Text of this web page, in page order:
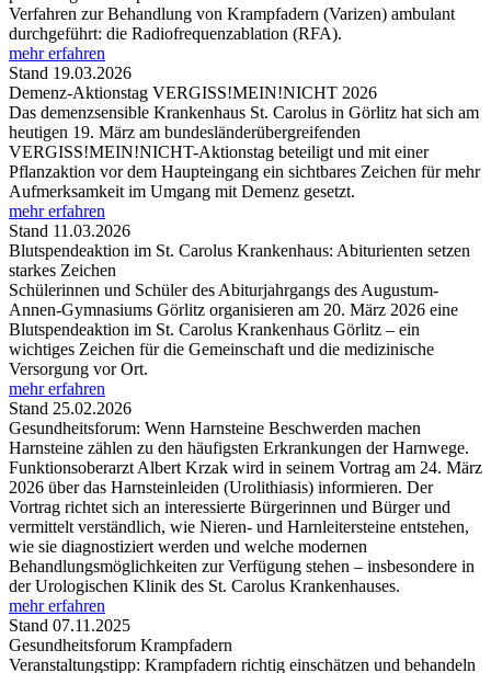
Verfahren zur Behandlung von Krampfadern (Varizen) ambulant
durchgeführt: die Radiofrequenzablation (RFA).
mehr erfahren
Stand 19.03.2026
Demenz-Aktionstag VERGISS!MEIN!NICHT 2026
Das demenzsensible Krankenhaus St. Carolus in Görlitz hat sich am
heutigen 19. März am bundesländerübergreifenden
VERGISS!MEIN!NICHT-Aktionstag beteiligt und mit einer
Pflanzaktion vor dem Haupteingang ein sichtbares Zeichen für mehr
Aufmerksamkeit im Umgang mit Demenz gesetzt.
mehr erfahren
Stand 11.03.2026
Blutspendeaktion im St. Carolus Krankenhaus: Abiturienten setzen
starkes Zeichen
Schülerinnen und Schüler des Abiturjahrgangs des Augustum-
Annen-Gymnasiums Görlitz organisieren am 20. März 2026 eine
Blutspendeaktion im St. Carolus Krankenhaus Görlitz – ein
wichtiges Zeichen für die Gemeinschaft und die medizinische
Versorgung vor Ort.
mehr erfahren
Stand 25.02.2026
Gesundheitsforum: Wenn Harnsteine Beschwerden machen
Harnsteine zählen zu den häufigsten Erkrankungen der Harnwege.
Funktionsoberarzt Albert Krzak wird in seinem Vortrag am 24. März
2026 über das Harnsteinleiden (Urolithiasis) informieren. Der
Vortrag richtet sich an interessierte Bürgerinnen und Bürger und
vermittelt verständlich, wie Nieren- und Harnleitersteine entstehen,
wie sie diagnostiziert werden und welche modernen
Behandlungsmöglichkeiten zur Verfügung stehen – insbesondere in
der Urologischen Klinik des St. Carolus Krankenhauses.
mehr erfahren
Stand 07.11.2025
Gesundheitsforum Krampfadern
Veranstaltungstipp: Krampfadern richtig einschätzen und behandeln